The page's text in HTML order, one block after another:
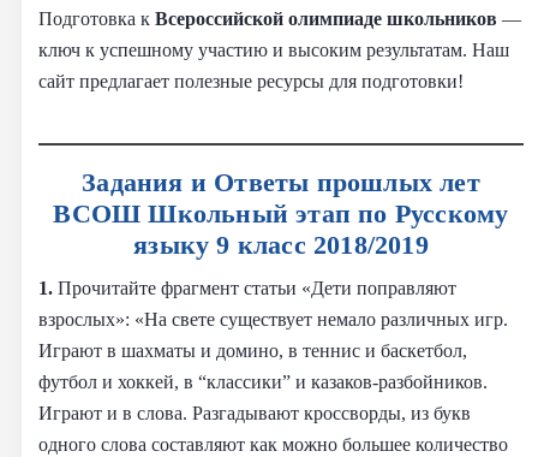
Подготовка к Всероссийской олимпиаде школьников —
ключ к успешному участию и высоким результатам. Наш
сайт предлагает полезные ресурсы для подготовки!
Задания и Ответы прошлых лет
ВСОШ Школьный этап по Русскому
языку 9 класс 2018/2019
1. Прочитайте фрагмент статьи «Дети поправляют
взрослых»: «На свете существует немало различных игр.
Играют в шахматы и домино, в теннис и баскетбол,
футбол и хоккей, в “классики” и казаков-разбойников.
Играют и в слова. Разгадывают кроссворды, из букв
одного слова составляют как можно большее количество